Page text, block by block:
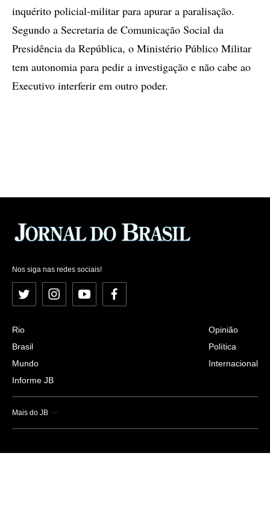
inquérito policial-militar para apurar a paralisação.
Segundo a Secretaria de Comunicação Social da
Presidência da República, o Ministério Público Militar
tem autonomia para pedir a investigação e não cabe ao
Executivo interferir em outro poder.
Nos siga nas redes sociais!
Twitter InstagramYouTubeFacebook
Rio
Brasil
Mundo
Informe JB
Opinião
Política
Internacional
Mais do JB
Esportes